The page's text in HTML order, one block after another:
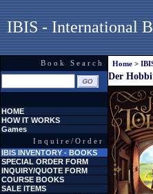
IBIS - International
Book Search
HOME
HOW IT WORKS
Games
Inquire/Order
IBIS INVENTORY - BOOKS
SPECIAL ORDER FORM
INQUIRY/QUOTE FORM
COURSE BOOKS
SALE ITEMS
Home >
Der